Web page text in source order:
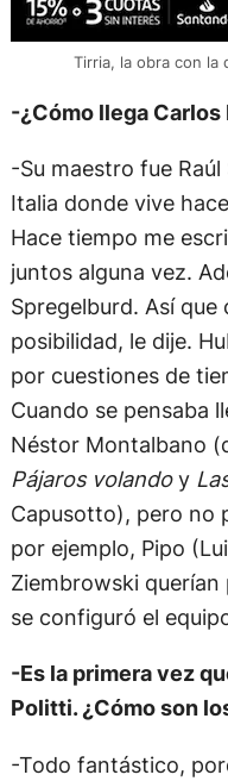
Tirria, la obra con la
-¿Cómo llega
-Su maestro fue
Italia donde vive
Hace tiempo me
juntos alguna vez.
Spregelburd. Así
posibilidad, le dije.
por cuestiones de
Cuando se pensaba
Néstor Montalbano
Pájaros volandoy
Capusotto), pero no
por ejemplo, Pipo
Ziembrowski
se configuró el
-Es la primera vez
Politti. ¿Cómo son
-Todo fantástico,